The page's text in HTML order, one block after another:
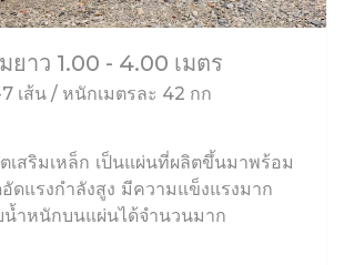
าว 1.00 - 4.00 เมตร
เส้น / หนักเมตรละ 42 กก
เสริมเหล็ก เป็นแผ่นที่ผลิตขึ้นมาพร้อม
ดแรงกำลังสูง มีความแข็งแรงมาก
น้ำหนักบนแผ่นได้จำนวนมาก